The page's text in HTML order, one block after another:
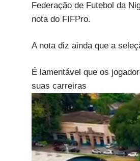
Federação de Futebol da
nota do FIFPro.
A nota diz ainda que a
É lamentável que os
suas carreiras